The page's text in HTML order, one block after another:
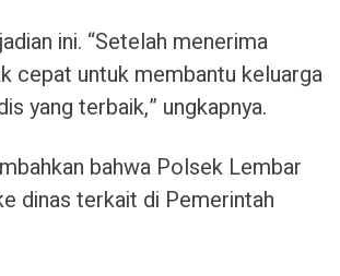
ini. “Setelah menerima
cepat untuk membantu keluarga
yang terbaik,” ungkapnya.
bahwa Polsek Lembar
dinas terkait di Pemerintah